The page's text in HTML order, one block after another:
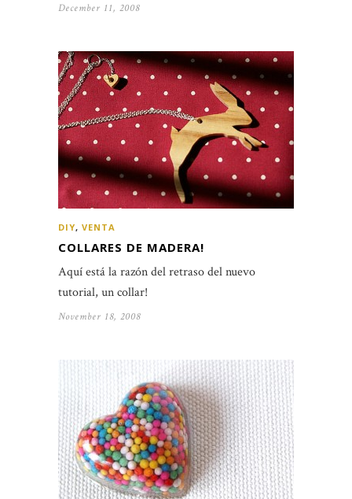
December 11, 2008
DIY, VENTA
COLLARES DE MADERA!
Aquí está la razón del retraso del nuevo
tutorial, un collar!
November 18, 2008